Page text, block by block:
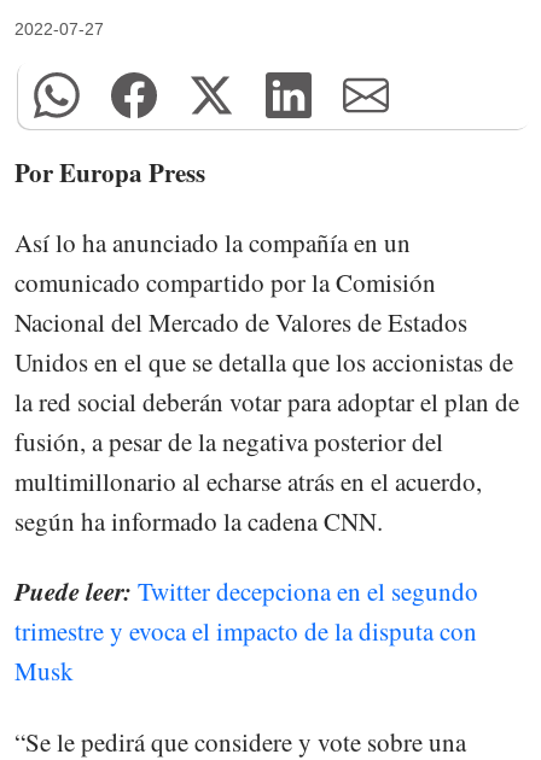
2022-07-27
Por Europa Press
Así lo ha anunciado la compañía en un
comunicado compartido por la Comisión
Nacional del Mercado de Valores de Estados
Unidos en el que se detalla que los accionistas de
la red social deberán votar para adoptar el plan de
fusión, a pesar de la negativa posterior del
multimillonario al echarse atrás en el acuerdo,
según ha informado la cadena CNN.
Puede leer: Twitter decepciona en el segundo
trimestre y evoca el impacto de la disputa con
Musk
“Se le pedirá que considere y vote sobre una